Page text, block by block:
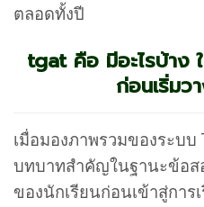
ตลอดทั้งปี
tgat คือ มีอะไรบ้าง
ก่อนเริ่มว
เมื่อมองภาพรวมของระบบ
บทบาทสำคัญในฐานะข้อส
ของนักเรียนก่อนเข้าสู่กา